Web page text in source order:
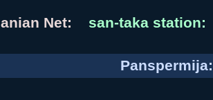
Net: san-taka station: